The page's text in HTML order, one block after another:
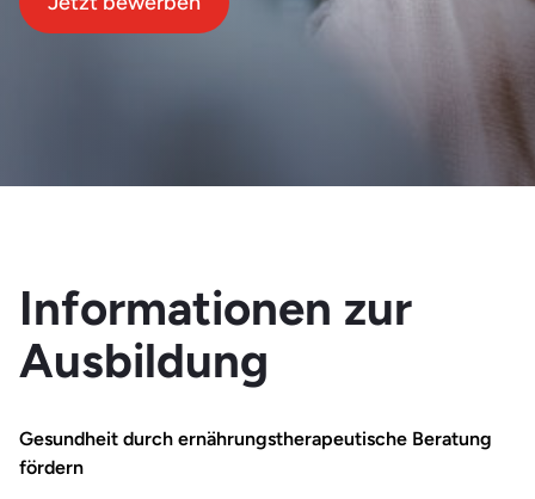
Informationen zur
Ausbildung
Gesundheit durch ernährungstherapeutische Beratung
fördern